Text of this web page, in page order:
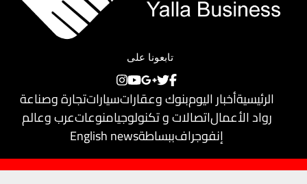
تابعونا على
الرئيسيةأخبار اليومبنوك وعقاراتسياراتتجارة وصناعة
رواد الأعمالاتصالات و تكنولوجيامنوعاتعرب وعالم
إنفوجرافببساطةEnglish news
حقوق النشر محفوظة لـيلا بيزنس© 2018